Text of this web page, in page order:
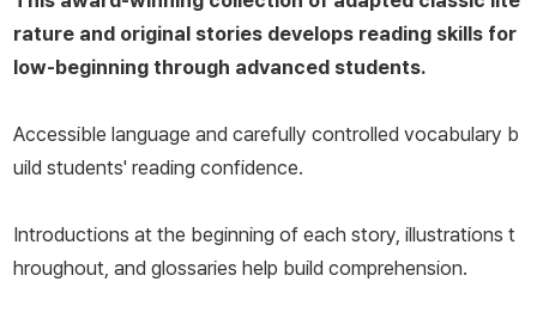
rature and original stories develops reading skills for
low-beginning through advanced students.
Accessible language and carefully controlled vocabulary b
uild students' reading confidence.
Introductions at the beginning of each story, illustrations t
hroughout, and glossaries help build comprehension.